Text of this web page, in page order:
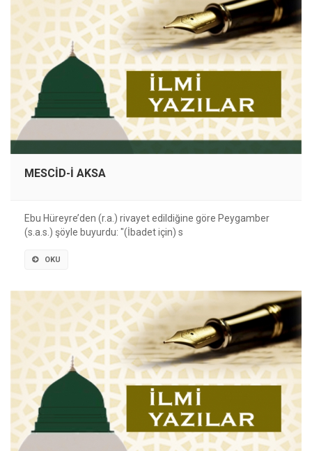
MESCİD-İ AKSA
Ebu Hüreyre’den (r.a.) rivayet edildiğine göre Peygamber
(s.a.s.) şöyle buyurdu: "(İbadet için) s
OKU